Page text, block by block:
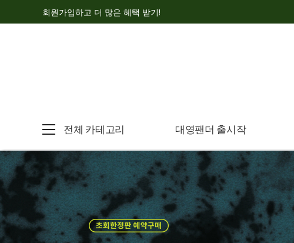
회원가입하고 더 많은 혜택 받기!
전체 카테고리 대영팬더 출시작